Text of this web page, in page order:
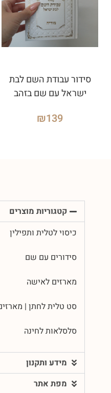
סידור עבודת השם לבת
ישראל עם שם בזהב
₪139
קטגוריות מוצרים
כיסוי לטלית ותפילין
סידורים עם שם
מארזים לאישה
סט טלית לחתן |
סלסלאות לחינה
מידע ותקנון
מפת אתר